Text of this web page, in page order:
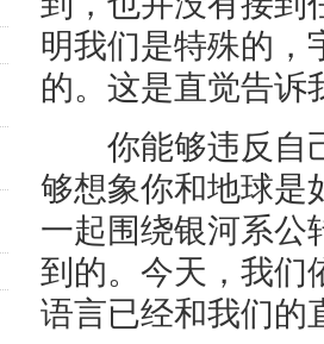
明我们是特殊的，
的。这是直觉告诉
你能够违反自己
够想象你和地球是
一起围绕银河系公
到的。今天，我们
语言已经和我们的